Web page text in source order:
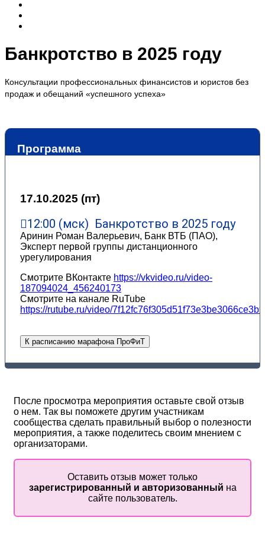
Банкротство в 2025 году
Консультации профессиональных финансистов и юристов без
продаж и обещаний «успешного успеха»
Программа
17.10.2025 (пт)
12:00 (мск) Банкротство в 2025 году
Аринин Роман Валерьевич, Банк ВТБ (ПАО),
Эксперт первой группы дистанционного
урегулирования
Смотрите ВКонтакте https://vkvideo.ru/video-
187094024_456240173
Смотрите на канале RuTube
https://rutube.ru/video/
К расписанию марафона ПроФиТ
После просмотра мероприятия оставьте свой отзыв
о нем. Так вы поможете другим участникам
сообщества сделать правильный выбор о полезности
мероприятия, а также поделитесь своим мнением с
организаторами.
Оставить отзыв может только
зарегистрированный и авторизованный на
сайте пользователь.